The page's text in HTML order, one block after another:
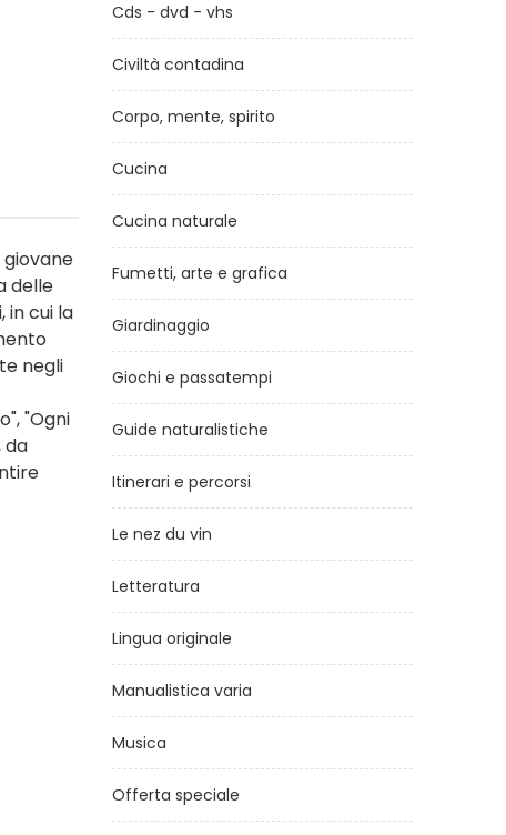
delle
in cui la
negli
"Ogni
da
Cds - dvd - vhs
Civiltà contadina
Corpo, mente, spirito
Cucina
Cucina naturale
Fumetti, arte e grafica
Giardinaggio
Giochi e passatempi
Guide naturalistiche
Itinerari e percorsi
Le nez du vin
Letteratura
Lingua originale
Manualistica varia
Musica
Offerta speciale